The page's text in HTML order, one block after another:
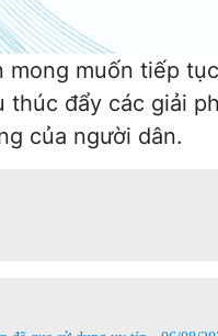
mong muốn tiếp
thúc đẩy các giải
của người dân.